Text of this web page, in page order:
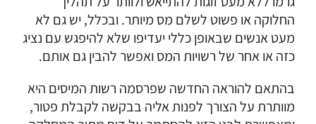
החלוקה או פשוט לשלם מס מיותר. ובכלל, יש גם לא
מעט אנשים שבאופן כללי יעדיפו שלא להיפגש עם נציג
כזה או אחר של רשויות המס ואפשר להבין גם אותם.
בהתאם להוראה החדשה שפרסמה רשות המיסים היא
מוותרת על הצורך לפנות אליה בבקשה לקבלת פטור,